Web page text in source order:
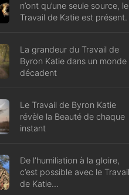
n’ont qu’une seule source, le
Travail de Katie est présent.
La grandeur du Travail de
Byron Katie dans un monde
décadent
Le Travail de Byron Katie
révèle la Beauté de chaque
instant
De l’humiliation à la gloire,
c’est possible avec le Travail
de Katie…